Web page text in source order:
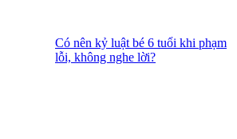
Có nên kỷ luật bé 6 tuổi khi phạm
lỗi, không nghe lời?